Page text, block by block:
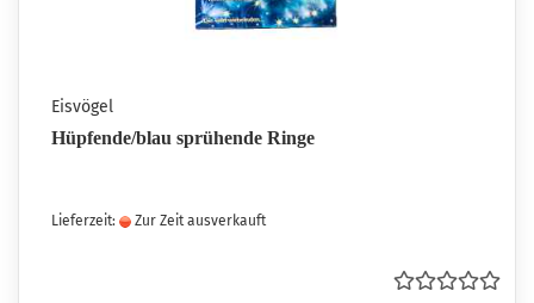
Eisvögel
Hüpfende/blau sprühende Ringe
Lieferzeit: Zur Zeit ausverkauft